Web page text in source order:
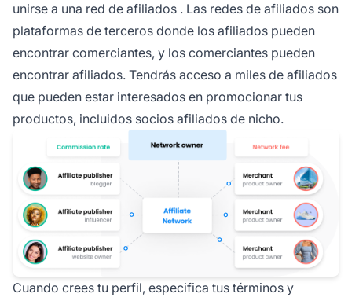
unirse a una red de afiliados . Las redes de afiliados son
plataformas de terceros donde los afiliados pueden
encontrar comerciantes, y los comerciantes pueden
encontrar afiliados. Tendrás acceso a miles de afiliados
que pueden estar interesados en promocionar tus
productos, incluidos socios afiliados de nicho.
Cuando crees tu perfil, especifica tus términos y